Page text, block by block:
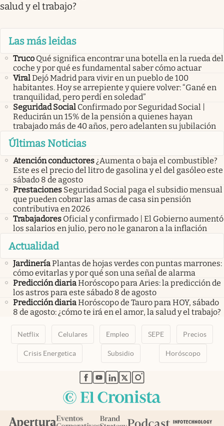
salud y el trabajo?
Las más leidas
Truco Qué significa encontrar una botella en la rueda del
coche y por qué es fundamental saber cómo actuar
ViralDejó Madrid para vivir en un pueblo de 100
habitantes. Hoy se arrepiente y quiere volver: “Gané en
tranquilidad, pero perdí en soledad”
Seguridad Social Confirmado por Seguridad Social |
Reducirán un 15% de la pensión a quienes hayan
trabajado más de 40 años, pero adelanten su jubilación
Últimas Noticias
Atención conductores¿Aumenta o baja el combustible?
Este es el precio del litro de gasolina y el del gasóleo este
sábado 8 de agosto
Prestaciones Seguridad Social paga el subsidio mensual
que pueden cobrar las amas de casa sin pensión
contributiva en 2026
Trabajadores Oficial y confirmado | El Gobierno aumentó
los salarios en julio, pero no le ganaron a la inflación
Actualidad
JardineríaPlantas de hojas verdes con puntas marrones:
cómo evitarlas y por qué son una señal de alarma
Predicción diariaHoróscopo para Aries: la predicción de
los astros para este sábado 8 de agosto
Predicción diariaHoróscopo de Tauro para HOY, sábado
8 de agosto: ¿cómo te irá en el amor, la salud y el trabajo?
Netflix Celulares Empleo SEPE Precios
Crisis Energetica Subsidio Horóscopo
abre en nueva pestaña
abre en nueva pestaña
abre en nueva pestaña
abre en nueva pestaña
abre en nueva pestaña